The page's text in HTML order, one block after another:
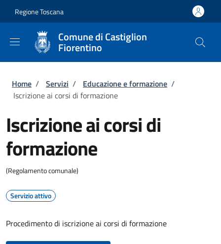
Regione Toscana
Comune di Castiglion
Fiorentino
Briciole di pane
Home / Servizi / Educazione e formazione /
Iscrizione ai corsi di formazione
Iscrizione ai corsi di
formazione
(Regolamento comunale)
Servizio attivo
Procedimento di iscrizione ai corsi di formazione